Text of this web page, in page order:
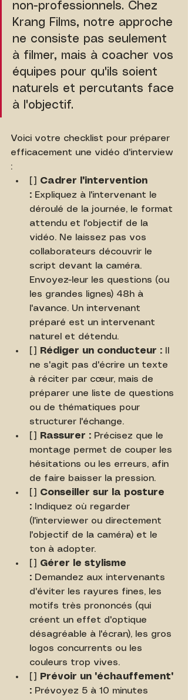
non-professionnels. Chez
Krang Films, notre approche
ne consiste pas seulement
à filmer, mais à coacher vos
équipes pour qu'ils soient
naturels et percutants face
à l'objectif.
Voici votre checklist pour préparer
efficacement une vidéo d'interview
:
Cadrer l'intervention
: Expliquez à l'intervenant le
déroulé de la journée, le format
attendu et l'objectif de la
vidéo. Ne laissez pas vos
collaborateurs découvrir le
script devant la caméra.
Envoyez-leur les questions (ou
les grandes lignes) 48h à
l'avance. Un intervenant
préparé est un intervenant
naturel et détendu.
Rédiger un conducteur :
ne s'agit pas d'écrire un texte
à réciter par cœur, mais de
préparer une liste de questions
ou de thématiques pour
structurer l'échange.
Rassurer : Précisez que le
montage permet de couper les
hésitations ou les erreurs, afin
de faire baisser la pression.
Conseiller sur la posture
: Indiquez où regarder
(l'interviewer ou directement
l'objectif de la caméra) et le
ton à adopter.
Gérer le stylisme
: Demandez aux intervenants
d'éviter les rayures fines, les
motifs très prononcés (qui
créent un effet d'optique
désagréable à l'écran), les gros
logos concurrents ou les
couleurs trop vives.
Prévoir un "échauffement"
: Prévoyez 5 à 10 minutes